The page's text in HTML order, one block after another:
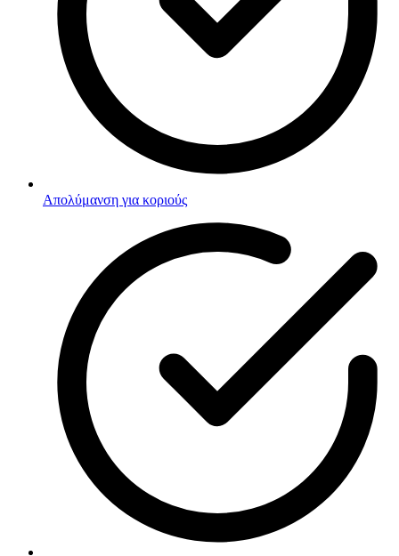
Απολύμανση για κοριούς